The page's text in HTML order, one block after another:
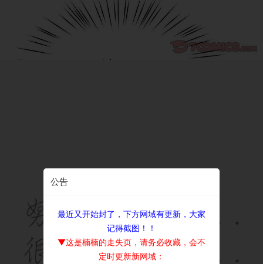
公告
最近又开始封了，下方网域有更新，大家
记得截图！！
▼这是楠楠的走失页，请务必收藏，会不
定时更新新网域：